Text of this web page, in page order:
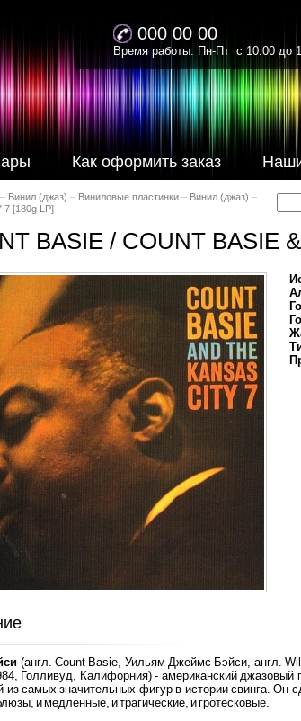
000 00 00
Время работы: Пн-Пт с 10.00 до
Как оформить заказ
– Винил (джаз) – Виниловые пластинки – Винил (джаз) –
7 [180g LP]
BASIE / COUNT BASIE
(англ. Count Basie, Уильям Джеймс Бэйси, англ.
Голливуд, Калифорния) - американский джазовый
из самых значительных фигур в истории свинга. Он
и медленные, и трагические, и гротесковые.